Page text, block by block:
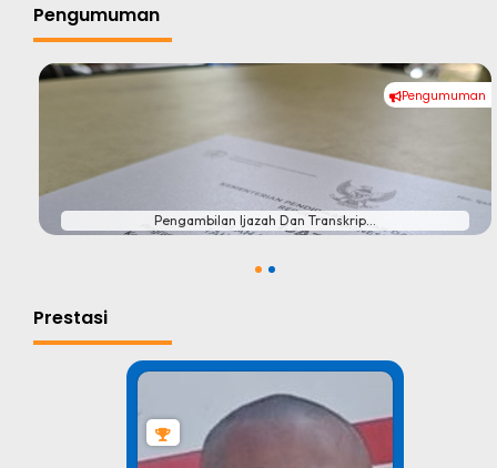
Pengumuman
Pengumuman
#
Pengambilan Ijazah Dan Transkrip...
Prestasi